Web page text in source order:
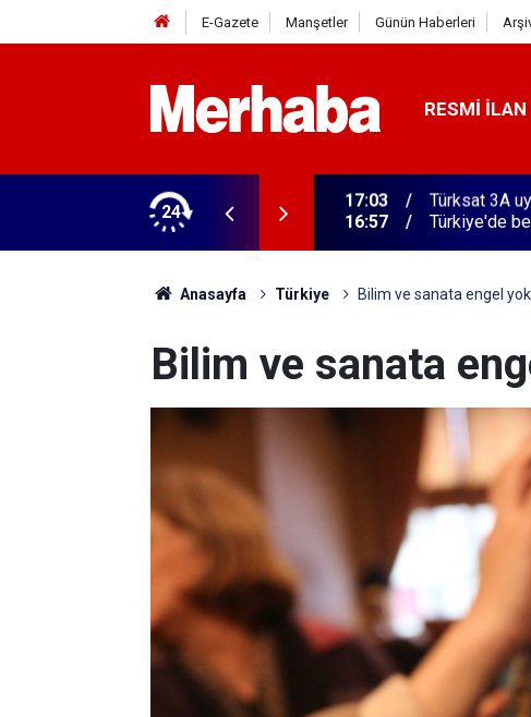
E-Gazete Manşetler Günün Haberleri
RESMI İLAN
24 16:57 Türkiye'de
Anasayfa Türkiye Bilim ve sanata engel yok
Bilim ve sanata